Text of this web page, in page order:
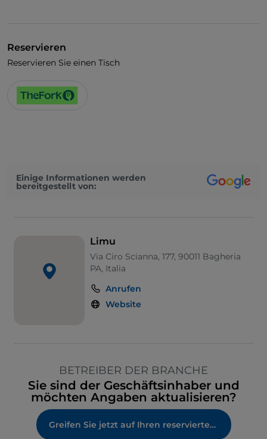
Reservieren
Reservieren Sie einen Tisch
Einige Informationen werden
bereitgestellt von:
Limu
Via Ciro Scianna, 177, 90011 Bagheria
PA, Italia
Anrufen
Website
BETREIBER DER BRANCHE
Sie sind der Geschäftsinhaber und
möchten Angaben aktualisieren?
Greifen Sie jetzt auf Ihren reservierten Bereich zu